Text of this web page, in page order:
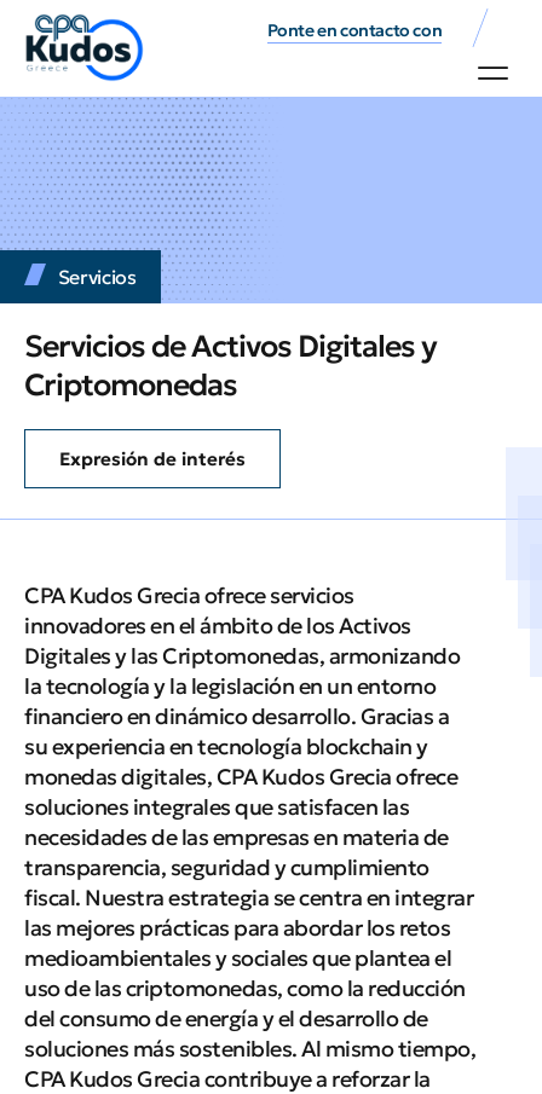
Ponte en contacto con
Servicios
Servicios de Activos Digitales y
Criptomonedas
Expresión de interés
CPA Kudos Grecia ofrece servicios
innovadores en el ámbito de los Activos
Digitales y las Criptomonedas, armonizando
la tecnología y la legislación en un entorno
financiero en dinámico desarrollo. Gracias a
su experiencia en tecnología blockchain y
monedas digitales, CPA Kudos Grecia ofrece
soluciones integrales que satisfacen las
necesidades de las empresas en materia de
transparencia, seguridad y cumplimiento
fiscal. Nuestra estrategia se centra en integrar
las mejores prácticas para abordar los retos
medioambientales y sociales que plantea el
uso de las criptomonedas, como la reducción
del consumo de energía y el desarrollo de
soluciones más sostenibles. Al mismo tiempo,
CPA Kudos Grecia contribuye a reforzar la